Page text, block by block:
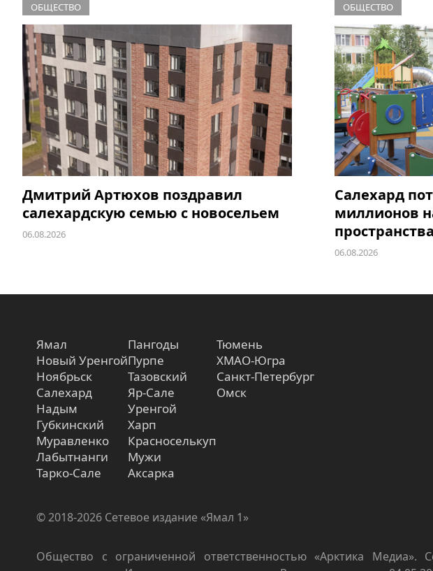
ОБЩЕСТВО
Дмитрий Артюхов поздравил
салехардскую семью с новосельем
06.08.2026
ОБЩЕСТВО
Салехард
миллионов
06.08.2026
Ямал
Новый Уренгой
Ноябрьск
Салехард
Надым
Губкинский
Муравленко
Лабытнанги
Тарко-Сале
Пангоды
Пурпе
Тазовский
Яр-Сале
Уренгой
Харп
Красноселькуп
Мужи
Аксарка
Тюмень
ХМАО-Югра
Санкт-Петербург
Омск
© 2018-2026 Сетевое издание «Ямал 1»
Общество с ограниченной ответственностью «Арктика Медиа».